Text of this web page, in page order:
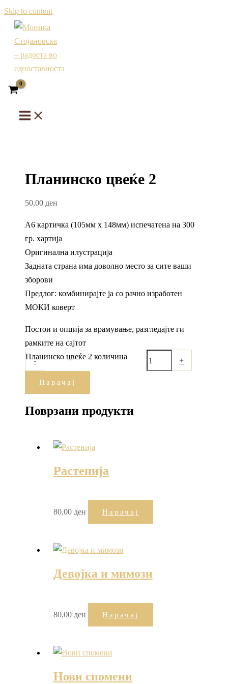
Skip to content
Планинско цвеќе 2
50,00 ден
А6 картичка (105мм х 148мм) испечатена на 300
гр. хартија
Оригинална илустрација
Задната страна има доволно место за сите ваши
зборови
Предлог: комбинирајте ја со рачно изработен
МОКИ коверт
Постои и опција за врамување, разгледајте ги
рамките на сајтот
-
Планинско цвеќе 2 количина +
Нарачај
Поврзани продукти
Растенија
80,00 ден Нарачај
Девојка и мимози
80,00 ден Нарачај
Нови спомени